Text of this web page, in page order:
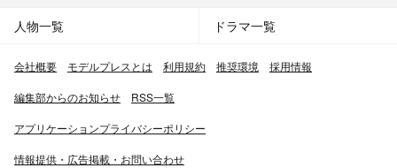
人物一覧 ドラマ一覧
会社概要 モデルプレスとは 利用規約 推奨環境 採用情報
編集部からのお知らせ RSS一覧
アプリケーションプライバシーポリシー
情報提供・広告掲載・お問い合わせ